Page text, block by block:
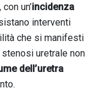
un’incidenza
interventi
che si manifesti
uretrale non
dell’uretra